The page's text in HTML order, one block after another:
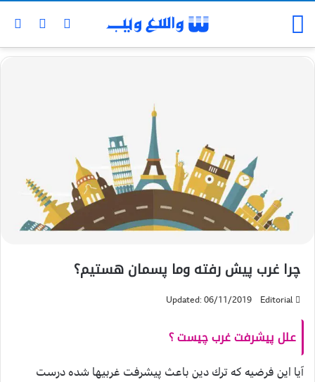
چرا غرب پيش رفته وما پسمان هستيم؟
Editorial
Updated: 06/11/2019
علل پيشرفت غرب چيست ؟
آيا اين فرضيه كه ترك دين باعث پيشرفت غربيها شده درست